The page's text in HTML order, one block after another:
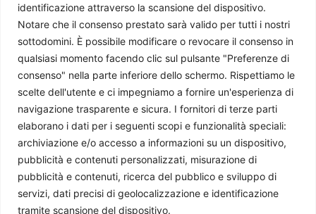
identificazione attraverso la scansione del dispositivo.
Notare che il consenso prestato sarà valido per tutti i nostri
sottodomini. È possibile modificare o revocare il consenso in
qualsiasi momento facendo clic sul pulsante "Preferenze di
consenso" nella parte inferiore dello schermo. Rispettiamo le
scelte dell'utente e ci impegniamo a fornire un'esperienza di
navigazione trasparente e sicura. I fornitori di terze parti
elaborano i dati per i seguenti scopi e funzionalità speciali:
archiviazione e/o accesso a informazioni su un dispositivo,
pubblicità e contenuti personalizzati, misurazione di
pubblicità e contenuti, ricerca del pubblico e sviluppo di
servizi, dati precisi di geolocalizzazione e identificazione
tramite scansione del dispositivo.
Chi siamo
Il Caffè Geopolitico è una Associazione di Promozione Sociale. Dal
2009 parliamo di politica internazionale, per diffondere una